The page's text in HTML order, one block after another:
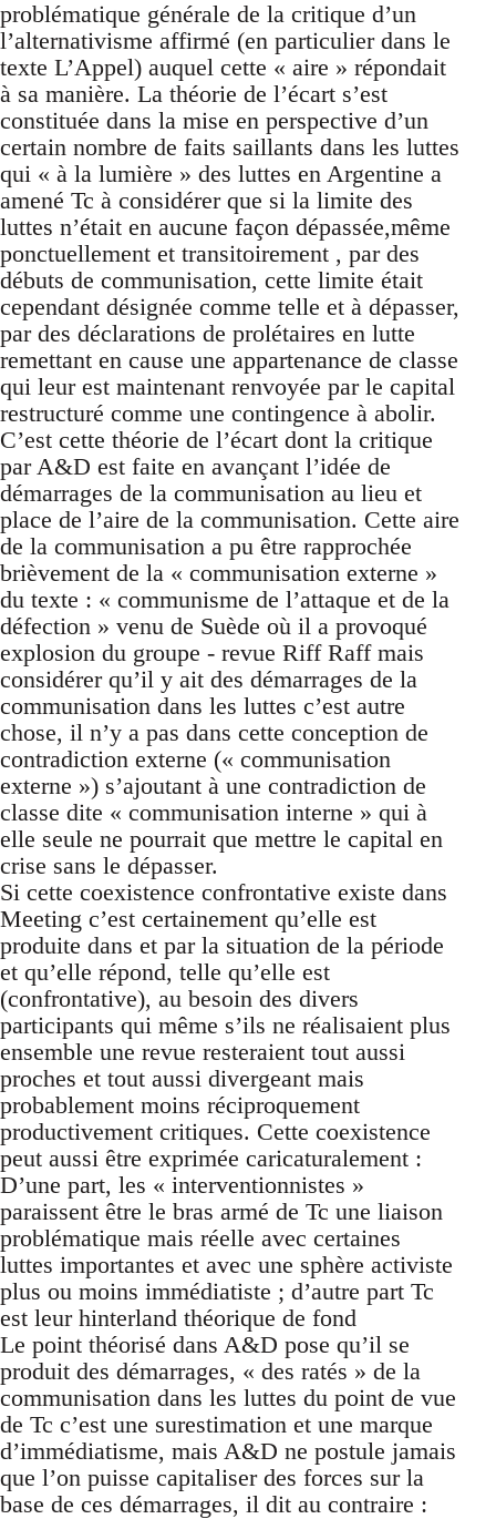
problématique générale de la critique d’un
l’alternativisme affirmé (en particulier dans le
texte L’Appel) auquel cette « aire » répondait
à sa manière. La théorie de l’écart s’est
constituée dans la mise en perspective d’un
certain nombre de faits saillants dans les luttes
qui « à la lumière » des luttes en Argentine a
amené Tc à considérer que si la limite des
luttes n’était en aucune façon dépassée,même
ponctuellement et transitoirement , par des
débuts de communisation, cette limite était
cependant désignée comme telle et à dépasser,
par des déclarations de prolétaires en lutte
remettant en cause une appartenance de classe
qui leur est maintenant renvoyée par le capital
restructuré comme une contingence à abolir.
C’est cette théorie de l’écart dont la critique
par A&D est faite en avançant l’idée de
démarrages de la communisation au lieu et
place de l’aire de la communisation. Cette aire
de la communisation a pu être rapprochée
brièvement de la « communisation externe »
du texte : « communisme de l’attaque et de la
défection » venu de Suède où il a provoqué
explosion du groupe - revue Riff Raff mais
considérer qu’il y ait des démarrages de la
communisation dans les luttes c’est autre
chose, il n’y a pas dans cette conception de
contradiction externe (« communisation
externe ») s’ajoutant à une contradiction de
classe dite « communisation interne » qui à
elle seule ne pourrait que mettre le capital en
crise sans le dépasser.
Si cette coexistence confrontative existe dans
Meeting c’est certainement qu’elle est
produite dans et par la situation de la période
et qu’elle répond, telle qu’elle est
(confrontative), au besoin des divers
participants qui même s’ils ne réalisaient plus
ensemble une revue resteraient tout aussi
proches et tout aussi divergeant mais
probablement moins réciproquement
productivement critiques. Cette coexistence
peut aussi être exprimée caricaturalement :
D’une part, les « interventionnistes »
paraissent être le bras armé de Tc une liaison
problématique mais réelle avec certaines
luttes importantes et avec une sphère activiste
plus ou moins immédiatiste ; d’autre part Tc
est leur hinterland théorique de fond
Le point théorisé dans A&D pose qu’il se
produit des démarrages, « des ratés » de la
communisation dans les luttes du point de vue
de Tc c’est une surestimation et une marque
d’immédiatisme, mais A&D ne postule jamais
que l’on puisse capitaliser des forces sur la
base de ces démarrages, il dit au contraire :